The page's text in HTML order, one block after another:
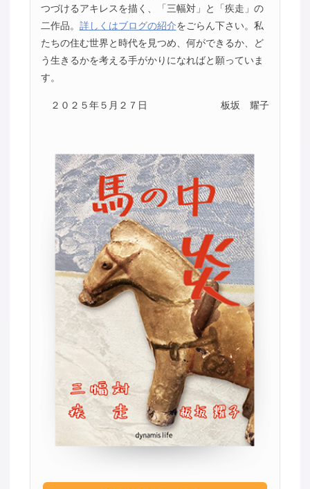
つづけるアキレスを描く、「三幅対」と「疾走」の
二作品。 詳しくはブログの紹介をごらん下さい。私
たちの住む世界と時代を見つめ、何ができるか、ど
う生きるかを考える手がかりになればと願っていま
す。
２０２５年５月２７日 板坂 耀子